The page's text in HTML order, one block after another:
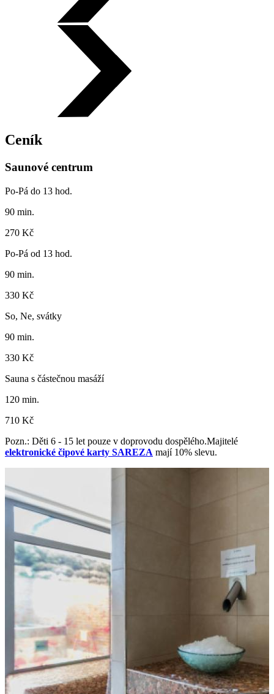
Ceník
Saunové centrum
Po-Pá do 13 hod.
90 min.
270 Kč
Po-Pá od 13 hod.
90 min.
330 Kč
So, Ne, svátky
90 min.
330 Kč
Sauna s částečnou masáží
120 min.
710 Kč
Pozn.: Děti 6 - 15 let pouze v doprovodu dospělého.Majitelé
elektronické čipové karty SAREZA mají 10% slevu.